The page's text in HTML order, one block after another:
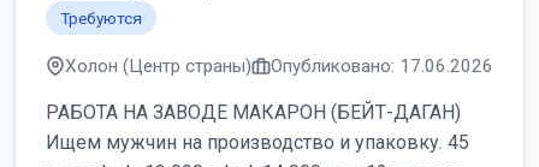
Требуются
Холон (Центр страны) Опубликовано: 17.06.2026
РАБОТА НА ЗАВОДЕ МАКАРОН (БЕЙТ-ДАГАН)
Ищем мужчин на производство и упаковку. 45